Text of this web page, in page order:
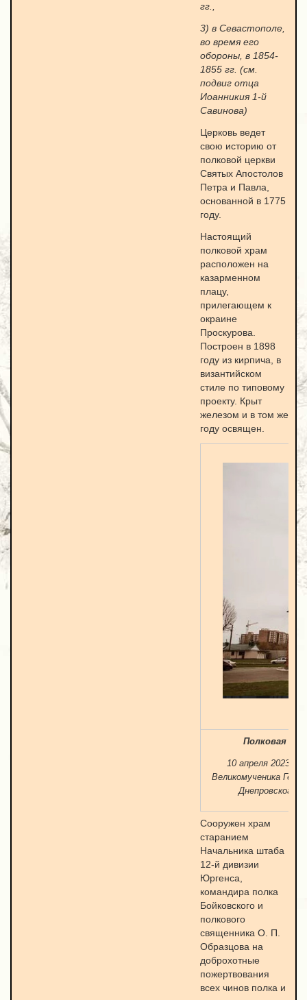
гг.,
3) в Севастополе,
во время его
обороны, в 1854-
1855 гг. (см.
подвиг отца
Иоанникия 1-й
Савинова)
Церковь ведет
свою историю от
полковой церкви
Святых Апостолов
Петра и Павла,
основанной в 1775
году.
Настоящий
полковой храм
расположен на
казарменном
плацу,
прилегающем к
окраине
Проскурова.
Построен в 1898
году из кирпича, в
византийском
стиле по типовому
проекту. Крыт
железом и в том же
году освящен.
Полковая
10 апреля 2023
Великомученика
Днепровского
Сооружен храм
старанием
Начальника штаба
12-й дивизии
Юргенса,
командира полка
Бойковского и
полкового
священника О. П.
Образцова на
доброхотные
пожертвования
всех чинов полка и